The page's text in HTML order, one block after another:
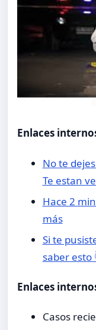
Enlaces
No te
Te estan
Hace 2
más
Si te
saber esto
Enlaces
Casos